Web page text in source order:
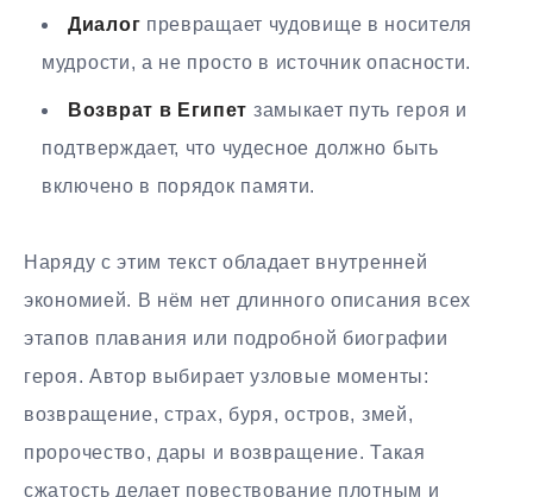
Диалог превращает чудовище в носителя
мудрости, а не просто в источник опасности.
Возврат в Египет замыкает путь героя и
подтверждает, что чудесное должно быть
включено в порядок памяти.
Наряду с этим текст обладает внутренней
экономией. В нём нет длинного описания всех
этапов плавания или подробной биографии
героя. Автор выбирает узловые моменты:
возвращение, страх, буря, остров, змей,
пророчество, дары и возвращение. Такая
сжатость делает повествование плотным и